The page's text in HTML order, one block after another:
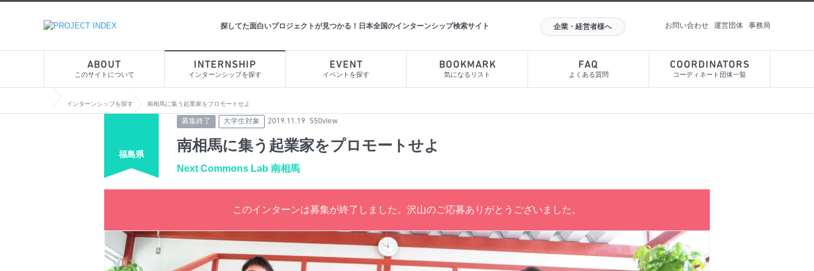
探してた面白いプロジェクトが見つかる！日本全国のインターンシップ検索サイト お問い合わせ 運営団体 事務局
企業・経営者様へ
ABOUT
このサイトについて
INTERNSHIP
インターンシップを探す
EVENT
イベントを探す
BOOKMARK
気になるリスト
FAQ
よくある質問
COORDINATORS
コーディネート団体一覧
インターンシップを探す 南相馬に集う起業家をプロモートせよ
福島県
募集終了 大学生対象 2019.11.19 550view
南相馬に集う起業家をプロモートせよ
Next Commons Lab 南相馬
このインターンは募集が終了しました。沢山のご応募ありがとうございました。